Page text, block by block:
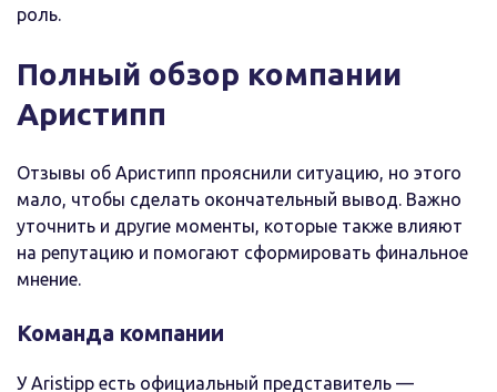
роль.
Полный обзор компании
Аристипп
Отзывы об Аристипп прояснили ситуацию, но этого
мало, чтобы сделать окончательный вывод. Важно
уточнить и другие моменты, которые также влияют
на репутацию и помогают сформировать финальное
мнение.
Команда компании
У Aristipp есть официальный представитель —